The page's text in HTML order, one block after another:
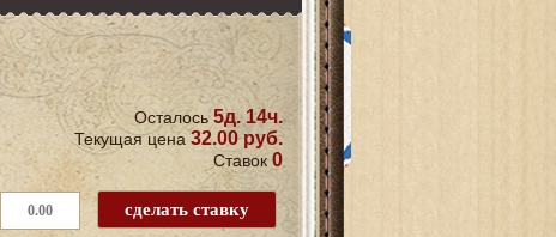
Осталось5д. 14ч.
Текущая цена 32.00 руб.
Ставок 0